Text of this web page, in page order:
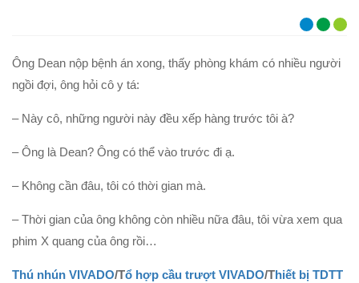
Ông Dean nộp bệnh án xong, thấy phòng khám có nhiều người
ngồi đợi, ông hỏi cô y tá:
– Này cô, những người này đều xếp hàng trước tôi à?
– Ông là Dean? Ông có thể vào trước đi ạ.
– Không cần đâu, tôi có thời gian mà.
– Thời gian của ông không còn nhiều nữa đâu, tôi vừa xem qua
phim X quang của ông rồi…
Thú nhún VIVADO/Tổ hợp cầu trượt VIVADO/Thiết bị TDTT